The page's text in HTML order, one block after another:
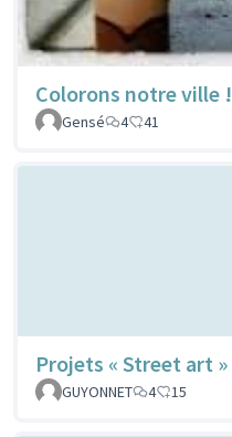
Colorons notre ville !
Gensé
4 41
Projets « Street art »
GUYONNET
4 15